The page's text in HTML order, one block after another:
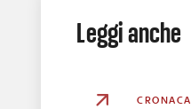
Leggi anche
CRONACA